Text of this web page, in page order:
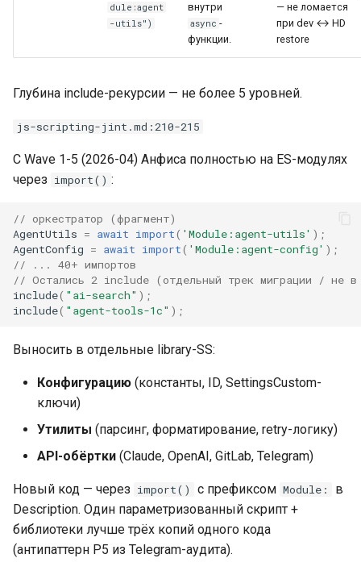
dule:agent
-utils")
внутри
async -
функции.
— не ломается
при dev ↔ HD
restore
Глубина include-рекурсии — не более 5 уровней.
js-scripting-jint.md:210-215
С Wave 1-5 (2026-04) Анфиса полностью на ES-модулях
через import() :
// оркестратор (фрагмент)
AgentUtils = await import( 'Module:agent-utils' );
AgentConfig = await import( 'Module:agent-config' );
// ... 40+ импортов
// Остались 2 include (отдельный трек миграции / не
include( "ai-search" );
include( "agent-tools-1c" );
Выносить в отдельные library-SS:
Конфигурацию (константы, ID, SettingsCustom-
ключи)
Утилиты (парсинг, форматирование, retry-логику)
API-обёртки (Claude, OpenAI, GitLab, Telegram)
Новый код — через import() с префиксом Module:
в
Description. Один параметризованный скрипт +
библиотеки лучше трёх копий одного кода
(антипаттерн P5 из Telegram-аудита).